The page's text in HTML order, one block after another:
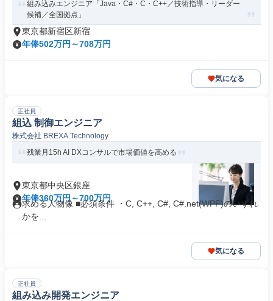
組み込みエンジニア「Java・C#・C・C++／技術指導・リーダー
候補／全国拠点」
東京都新宿区新宿
年俸502万円～708万円
気になる
正社員
組込 制御エンジニア
株式会社 BREXA Technology
残業月15h AI DXコンサルで市場価値を高める
東京都中央区銀座
年俸360万円～700万円
求める人物像 ■必須条件 ・C, C++, C#, C#.net(WPF)のいずれ
かを...
気になる
正社員
組み込み開発エンジニア